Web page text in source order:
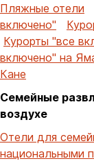
Пляжные отели
включено"
Курорты "все
включено" на
Кане
Семейные
воздухе
Отели для
национальными